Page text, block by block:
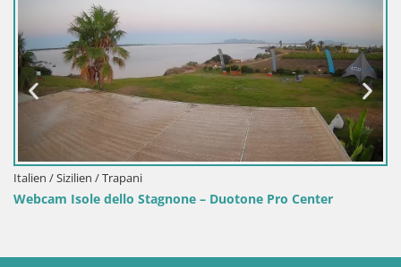
Stagnone – Duotone Pro Center
Webcam Terza